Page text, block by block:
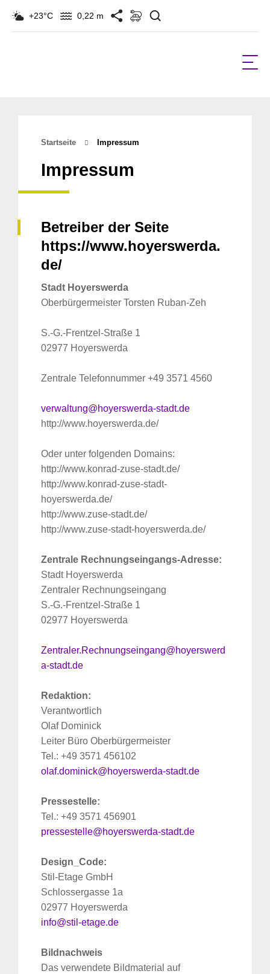
+23°C 0,22 m
Startseite Impressum
Impressum
Betreiber der Seite
https://www.hoyerswerda.
de/
Stadt Hoyerswerda
Oberbürgermeister Torsten Ruban-Zeh
S.-G.-Frentzel-Straße 1
02977 Hoyerswerda
Zentrale Telefonnummer +49 3571 4560
verwaltung@hoyerswerda-stadt.de
http://www.hoyerswerda.de/
Oder unter folgenden Domains:
http://www.konrad-zuse-stadt.de/
http://www.konrad-zuse-stadt-
hoyerswerda.de/
http://www.zuse-stadt.de/
http://www.zuse-stadt-hoyerswerda.de/
Zentrale Rechnungseingangs-Adresse:
Stadt Hoyerswerda
Zentraler Rechnungseingang
S.-G.-Frentzel-Straße 1
02977 Hoyerswerda
Zentraler.Rechnungseingang@hoyerswerd
a-stadt.de
Redaktion:
Verantwortlich
Olaf Dominick
Leiter Büro Oberbürgermeister
Tel.: +49 3571 456102
olaf.dominick@hoyerswerda-stadt.de
Pressestelle:
Tel.: +49 3571 456901
pressestelle@hoyerswerda-stadt.de
Design_Code:
Stil-Etage GmbH
Schlossergasse 1a
02977 Hoyerswerda
info@stil-etage.de
Bildnachweis
Das verwendete Bildmaterial auf